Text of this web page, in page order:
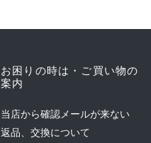
お困りの時は・ご買い物の
案内
当店から確認メールが来ない
返品、交換について